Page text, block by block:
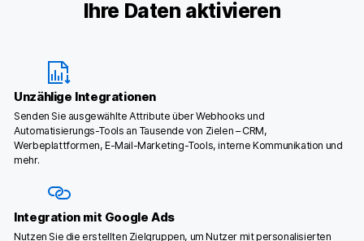
Ihre Daten aktivieren
Unzählige Integrationen
Senden Sie ausgewählte Attribute über Webhooks und
Automatisierungs-Tools an Tausende von Zielen – CRM,
Werbeplattformen, E-Mail-Marketing-Tools, interne Kommunikation und
mehr.
Integration mit Google Ads
Nutzen Sie die erstellten Zielgruppen, um Nutzer mit personalisierten